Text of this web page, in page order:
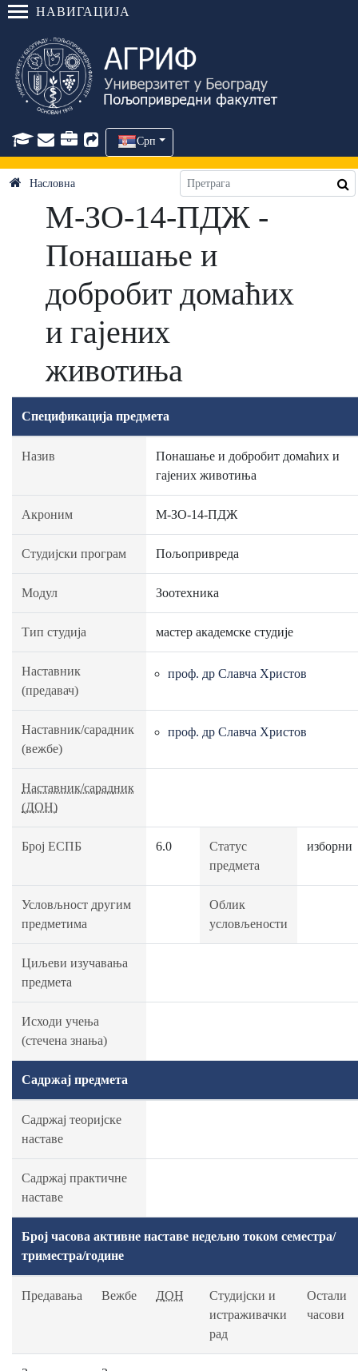
НАВИГАЦИЈА
Срп
Насловна
М-ЗО-14-ПДЖ -
Понашање и
добробит домаћих
и гајених
животиња
Спецификација предмета
Назив
Понашање и добробит домаћих и
гајених животиња
Акроним М-ЗО-14-ПДЖ
Студијски програм Пољопривреда
Модул Зоотехника
Тип студија мастер академске студије
Наставник
(предавач)
проф. др Славча Христов
Наставник/сарадник
(вежбе)
проф. др Славча Христов
Наставник/сарадник
(ДОН)
Број ЕСПБ 6.0
Статус
предмета
изборни
Условљност другим
предметима
Облик
условљености
Циљеви изучавања
предмета
Исходи учења
(стечена знања)
Садржај предмета
Садржај теоријске
наставе
Садржај практичне
наставе
Број часова активне наставе недељно током семестра/
триместра/године
Предавања Вежбе ДОН
Студијски и
истраживачки
рад
Остали
часови